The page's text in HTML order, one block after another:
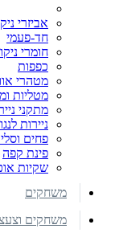
אביזרי
חד-פעמי
חומרי
כפפות
מטהרי
מטליות
מתקני
ניירות
פחים
פינת קפה
שקיות
משחקים
משחקים